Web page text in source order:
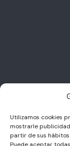
Utilizamos cookies
mostrarle
partir de sus